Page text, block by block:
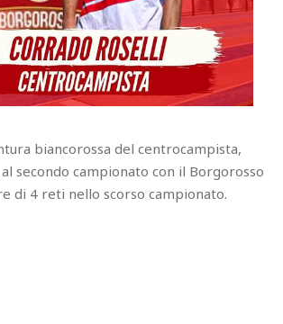
biancorossa del centrocampista,
secondo campionato con il Borgorosso
di 4 reti nello scorso campionato.